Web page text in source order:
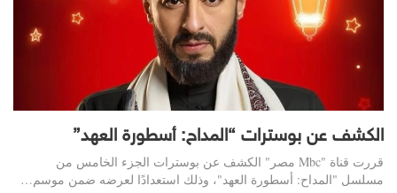
الكشف عن بوسترات “المداح: أسطورة العهد”
قررت قناة "Mbc مصر" الكشف عن بوسترات الجزء الخامس من
مسلسل "المداح: أسطورة العهد"، وذلك استعدادًا لعرضه ضمن موسم…